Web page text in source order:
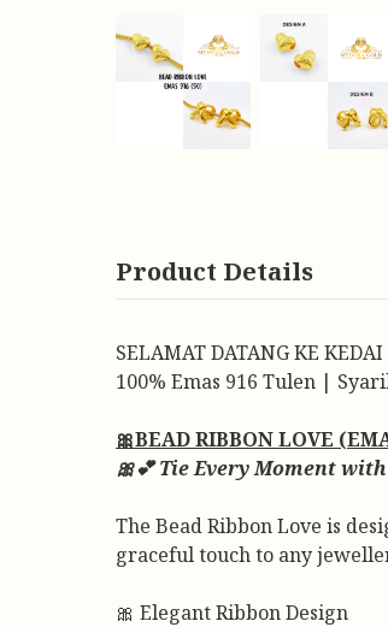
Product Details
SELAMAT DATANG KE
100% Emas 916 Tulen |
🎀BEAD RIBBON LOVE
🎀💕 Tie Every Moment
The Bead Ribbon Love is
graceful touch to any
🎀 Elegant Ribbon Design